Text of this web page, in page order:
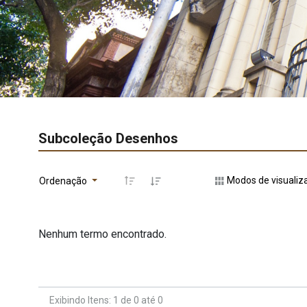
Subcoleção Desenhos
Ordenação Modos de
Nenhum termo encontrado.
Exibindo Itens: 1 de 0 até 0